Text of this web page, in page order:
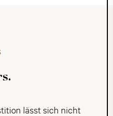
lässt sich nicht